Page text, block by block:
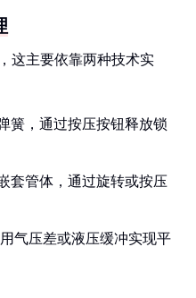
这主要依靠两种技术实
簧，通过按压按钮释放锁
套管体，通过旋转或按压
气压差或液压缓冲实现平